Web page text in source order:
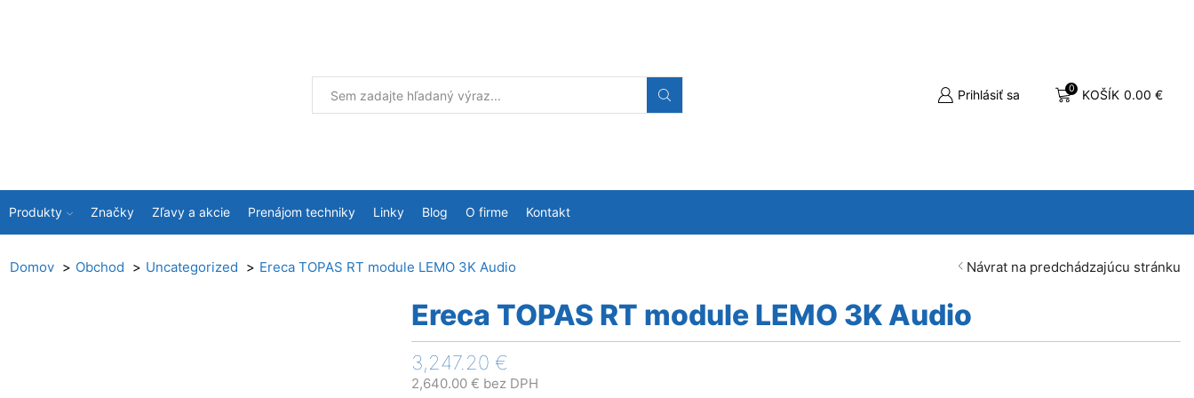
Prihlásiť sa 0 KOŠÍK 0.00 €
Produkty Značky Zľavy a akcie Prenájom techniky Linky Blog O firme Kontakt
Domov Obchod Uncategorized Ereca TOPAS RT module LEMO 3K Audio Návrat na predchádzajúcu stránku
Ereca TOPAS RT module LEMO 3K Audio
3,247.20 €
2,640.00 € bez DPH